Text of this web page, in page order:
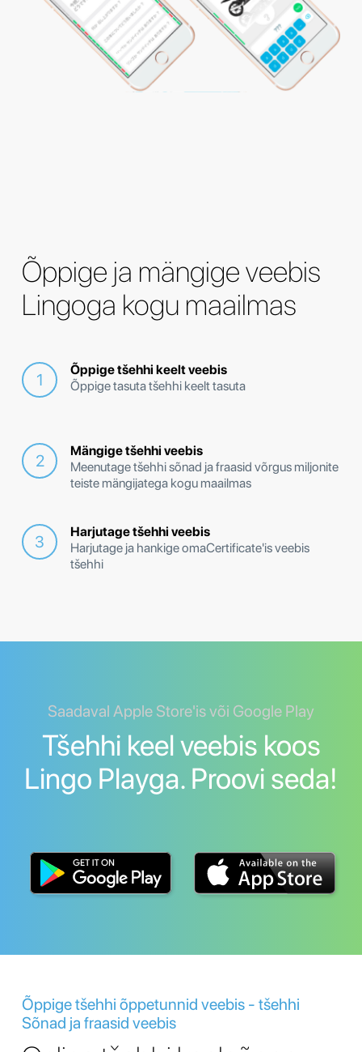
Õppige ja mängige veebis
Lingoga kogu maailmas
Õppige tšehhi keelt veebis
Õppige tasuta tšehhi keelt tasuta
Mängige tšehhi veebis
Meenutage tšehhi sõnad ja fraasid võrgus miljonite
teiste mängijatega kogu maailmas
Harjutage tšehhi veebis
Harjutage ja hankige omaCertificate'is veebis
tšehhi
Saadaval Apple Store'is või Google Play
Tšehhi keel veebis koos
Lingo Playga. Proovi seda!
Õppige tšehhi õppetunnid veebis - tšehhi
Sõnad ja fraasid veebis